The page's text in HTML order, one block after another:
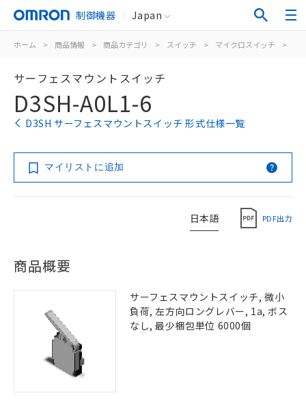
制御機器 Japan
ホーム > 商品情報 > 商品カテゴリ > スイッチ > マイクロスイッチ >
サーフェスマウントスイッチ
D3SH-A0L1-6
D3SH サーフェスマウントスイッチ 形式仕様一覧
マイリストに追加
日本語 PDF出力
商品概要
サーフェスマウントスイッチ, 微小
負荷, 左方向ロングレバー, 1a, ボス
なし, 最少梱包単位 6000個